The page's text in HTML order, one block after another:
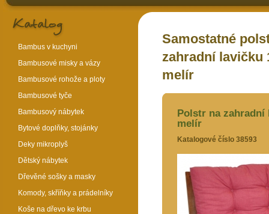
Samostatné
zahradní lavičku
melír
Polstr na zahradní
melír
Katalogové číslo 38593
Bambus v kuchyni
Bambusové misky a vázy
Bambusové rohože a ploty
Bambusové tyče
Bambusový nábytek
Bytové doplňky, stojánky
Deky mikroplyš
Dětský nábytek
Dřevěné sošky a masky
Komody, skříňky a prádelníky
Koše na dřevo ke krbu